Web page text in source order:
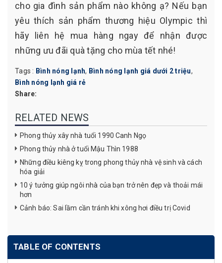
cho gia đình sản phẩm nào không ạ? Nếu bạn
yêu thích sản phẩm thương hiệu Olympic thì
hãy liên hệ mua hàng ngay để nhận được
những ưu đãi quà tặng cho mùa tết nhé!
Tags : Bình nóng lạnh, Bình nóng lạnh giá dưới 2 triệu,
Bình nóng lạnh giá rẻ
Share:
RELATED NEWS
Phong thủy xây nhà tuổi 1990 Canh Ngọ
Phong thủy nhà ở tuổi Mậu Thìn 1988
Những điều kiêng kỵ trong phong thủy nhà vệ sinh và cách
hóa giải
10 ý tưởng giúp ngôi nhà của bạn trở nên đẹp và thoải mái
hơn
Cảnh báo: Sai lầm cần tránh khi xông hơi điều trị Covid
TABLE OF CONTENTS